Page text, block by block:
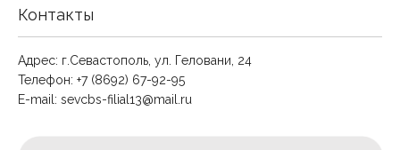
Контакты
Адрес: г.Севастополь, ул. Геловани, 24
Телефон: +7 (8692) 67-92-95
E-mail: sevcbs-filial13@mail.ru